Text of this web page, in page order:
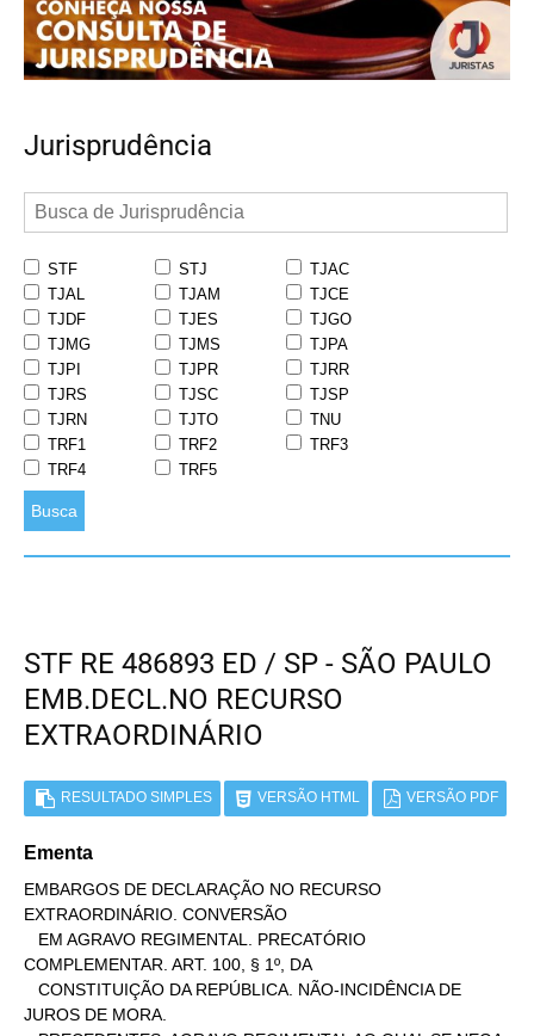
Jurisprudência
STF STJ
TJAC
TJAL
TJAM
TJCE
TJDF
TJES
TJGO
TJMG
TJMS
TJPA
TJPI
TJPR
TJRR
TJRS
TJSC
TJSP
TJRN
TJTO
TNU
TRF1
TRF2
TRF3
TRF4
TRF5
Busca
STF RE 486893 ED / SP - SÃO PAULO
EMB.DECL.NO RECURSO
EXTRAORDINÁRIO
RESULTADO SIMPLES VERSÃO HTML VERSÃO PDF
Ementa
EMBARGOS DE DECLARAÇÃO NO RECURSO
EXTRAORDINÁRIO. CONVERSÃO
COMPLEMENTAR. ART. 100, § 1º, DA
JUROS DE MORA.